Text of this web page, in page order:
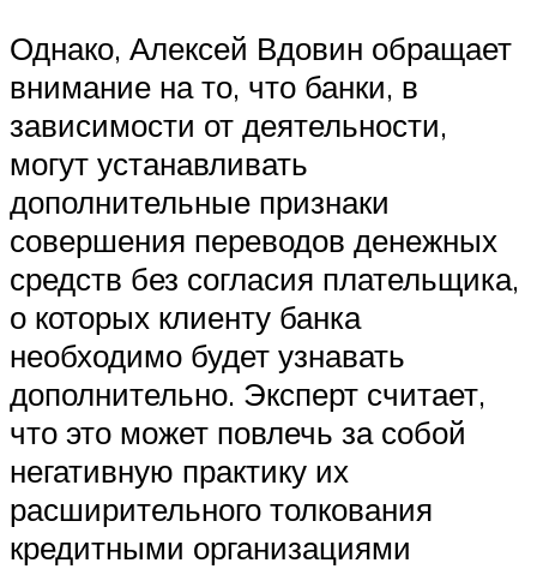
Однако, Алексей Вдовин обращает
внимание на то, что банки, в
зависимости от деятельности,
могут устанавливать
дополнительные признаки
совершения переводов денежных
средств без согласия плательщика,
о которых клиенту банка
необходимо будет узнавать
дополнительно. Эксперт считает,
что это может повлечь за собой
негативную практику их
расширительного толкования
кредитными организациями